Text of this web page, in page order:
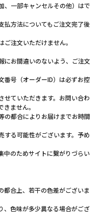
一部キャンセルその他）はで
方法についてもご注文完了後
注文いただけません。
お間違いのないよう、ご注文
号（オーダーID）は必ずお控
ていただきます。お問い合わ
ません。
都合によりお届けまでお時間
る可能性がございます。予め
のためサイトに繋がりづらい
合上、若干の色差がございま
色味が多少異なる場合がござ